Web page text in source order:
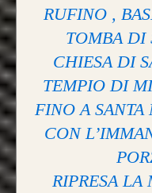
RUFINO ,
TOMBA DI
CHIESA DI
TEMPIO DI
FINO A
CON
RIPRESA